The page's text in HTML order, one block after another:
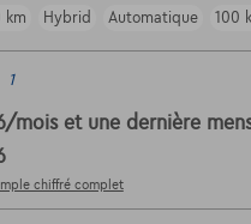
km Hybrid Automatique 100
1
/mois et une dernière
chiffré complet